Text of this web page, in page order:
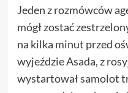
Jeden z rozmówców
mógł zostać
na kilka minut przed
wyjeździe Asada, z
wystartował samolot